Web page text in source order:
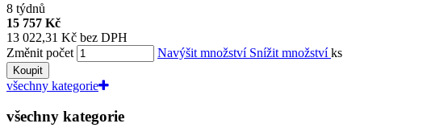
8 týdnů
15 757 Kč
13 022,31 Kč bez DPH
Změnit počet
Navýšit množství Snížit množstvíks
Koupit
všechny kategorie
všechny kategorie